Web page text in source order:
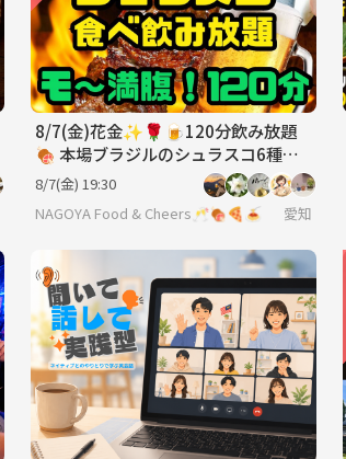
8/7(金)花金✨🌹🍺120分飲み放題
🍖 本場ブラジルのシュラスコ6種＋
ビュッフェ食べ放題＆ブラジルプリ
ン付🍮
8/7(金) 19:30
NAGOYA Food & Cheers🥂🍖🍕🍝
愛知